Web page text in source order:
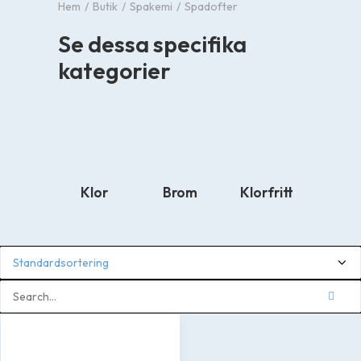
Hem Butik Spakemi Spadofter
Se dessa specifika
kategorier
Klor Brom Klorfritt